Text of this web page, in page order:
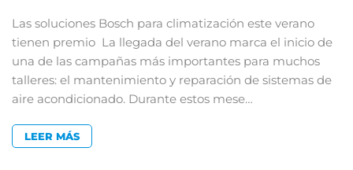
Las soluciones Bosch para climatización este verano
tienen premio La llegada del verano marca el inicio de
una de las campañas más importantes para muchos
talleres: el mantenimiento y reparación de sistemas de
aire acondicionado. Durante estos mese…
LEER MÁS